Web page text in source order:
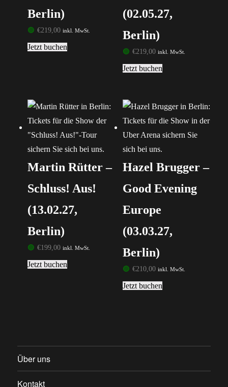
Berlin)
🟢 €219,00 inkl. MwSt.
Jetzt buchen
(02.05.27,
Berlin)
🟢 €219,00 inkl. MwSt.
Jetzt buchen
Martin Rütter –
Schluss! Aus!
(13.02.27,
Berlin)
🟢 €199,00 inkl. MwSt.
Jetzt buchen
Hazel Brugger –
Good Evening
Europe
(03.03.27,
Berlin)
🟢 €210,00 inkl. MwSt.
Jetzt buchen
Über uns
Kontakt